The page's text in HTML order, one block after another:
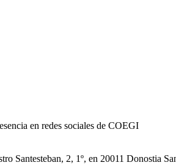
en redes sociales de COEGI
Santesteban, 2, 1º, en 20011 Donostia